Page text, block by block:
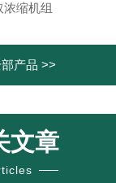
浓缩机组
产品 >>
文章